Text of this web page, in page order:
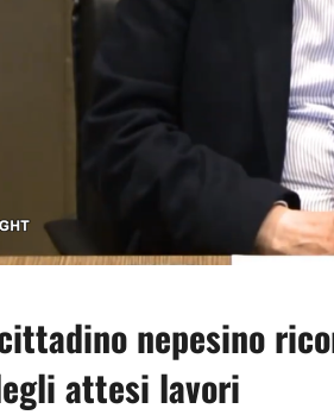
nepesino
attesi lavori